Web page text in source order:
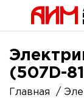
(507D-
Главная